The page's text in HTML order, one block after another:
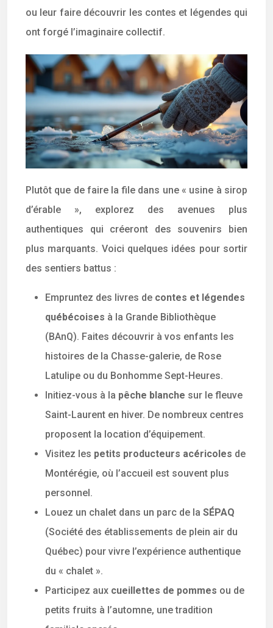
ou leur faire découvrir les contes et légendes qui
ont forgé l’imaginaire collectif.
Plutôt que de faire la file dans une « usine à sirop
d’érable », explorez des avenues plus
authentiques qui créeront des souvenirs bien
plus marquants. Voici quelques idées pour sortir
des sentiers battus :
Empruntez des livres de contes et légendes
québécoises à la Grande Bibliothèque
(BAnQ). Faites découvrir à vos enfants les
histoires de la Chasse-galerie, de Rose
Latulipe ou du Bonhomme Sept-Heures.
Initiez-vous à la pêche blanche sur le fleuve
Saint-Laurent en hiver. De nombreux centres
proposent la location d’équipement.
Visitez les petits producteurs acéricoles de
Montérégie, où l’accueil est souvent plus
personnel.
Louez un chalet dans un parc de la SÉPAQ
(Société des établissements de plein air du
Québec) pour vivre l’expérience authentique
du « chalet ».
Participez aux cueillettes de pommes ou de
petits fruits à l’automne, une tradition